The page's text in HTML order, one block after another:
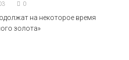
0
на некоторое время
золота»